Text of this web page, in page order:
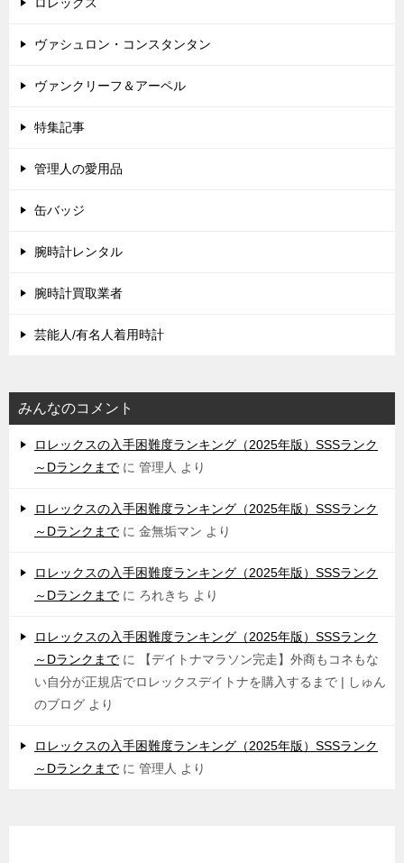
ヴァシュロン・コンスタンタン
ヴァンクリーフ＆アーペル
特集記事
管理人の愛用品
缶バッジ
腕時計レンタル
腕時計買取業者
芸能人/有名人着用時計
みんなのコメント
ロレックスの入手困難度ランキング（2025年版）SSSランク
～Dランクまで に 管理人 より
ロレックスの入手困難度ランキング（2025年版）SSSランク
～Dランクまで に 金無垢マン より
ロレックスの入手困難度ランキング（2025年版）SSSランク
～Dランクまで に ろれきち より
ロレックスの入手困難度ランキング（2025年版）SSSランク
～Dランクまで に
【デイトナマラソン完走】外商もコネもな
い自分が正規店でロレックスデイトナを購入するまで | しゅん
のブログ より
ロレックスの入手困難度ランキング（2025年版）SSSランク
～Dランクまで に 管理人 より